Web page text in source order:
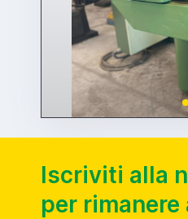
Iscriviti alla
per